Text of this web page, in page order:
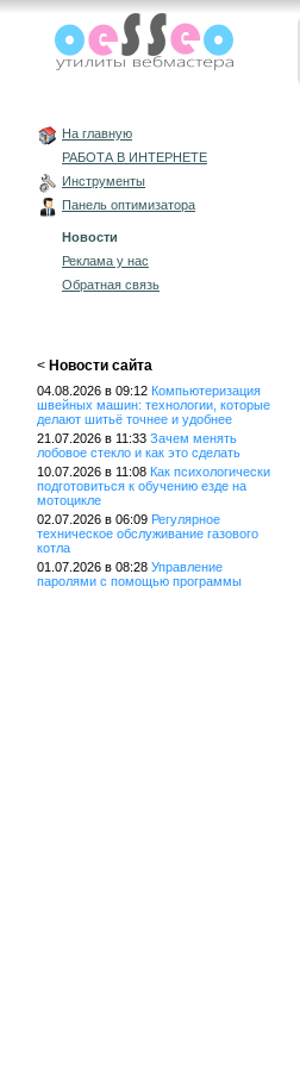
На главную
РАБОТА В ИНТЕРНЕТЕ
Инструменты
Панель оптимизатора
Новости
Реклама у нас
Обратная связь
< Новости сайта
04.08.2026 в 09:12 Компьютеризация
швейных машин: технологии, которые
делают шитьё точнее и удобнее
21.07.2026 в 11:33 Зачем менять
лобовое стекло и как это сделать
10.07.2026 в 11:08 Как психологически
подготовиться к обучению езде на
мотоцикле
02.07.2026 в 06:09 Регулярное
техническое обслуживание газового
котла
01.07.2026 в 08:28 Управление
паролями с помощью программы